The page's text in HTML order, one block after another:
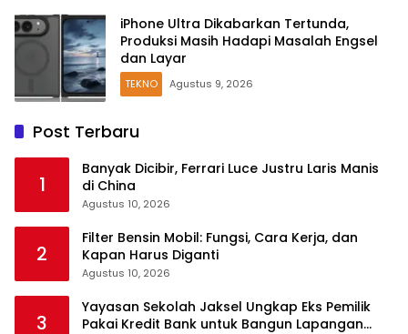
iPhone Ultra Dikabarkan Tertunda,
Produksi Masih Hadapi Masalah Engsel
dan Layar
TEKNO Agustus 9, 2026
Post Terbaru
1
Banyak Dicibir, Ferrari Luce Justru Laris Manis
di China
Agustus 10, 2026
2
Filter Bensin Mobil: Fungsi, Cara Kerja, dan
Kapan Harus Diganti
Agustus 10, 2026
3
Yayasan Sekolah Jaksel Ungkap Eks Pemilik
Pakai Kredit Bank untuk Bangun Lapangan